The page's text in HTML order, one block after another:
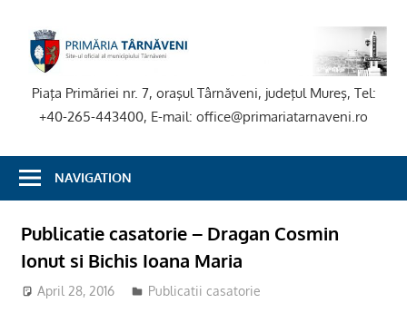
content
Piaţa Primăriei nr. 7, oraşul Târnăveni, judeţul Mureş, Tel:
+40-265-443400, E-mail: office@primariatarnaveni.ro
NAVIGATION
Publicatie casatorie – Dragan Cosmin
Ionut si Bichis Ioana Maria
April 28, 2016 Publicatii casatorie